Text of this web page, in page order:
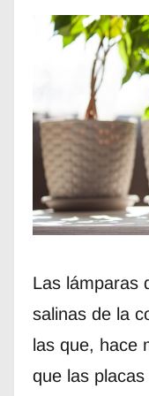
Las lámparas
salinas de la
las que, hace
que las